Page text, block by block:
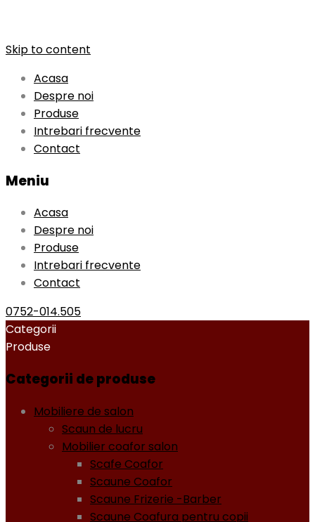
Skip to content
Acasa
Despre noi
Produse
Intrebari frecvente
Contact
Meniu
Acasa
Despre noi
Produse
Intrebari frecvente
Contact
0752-014.505
Categorii
Produse
Categorii de produse
Mobiliere de salon
Scaun de lucru
Mobilier coafor salon
Scafe Coafor
Scaune Coafor
Scaune Frizerie -Barber
Scaune Coafura pentru copii